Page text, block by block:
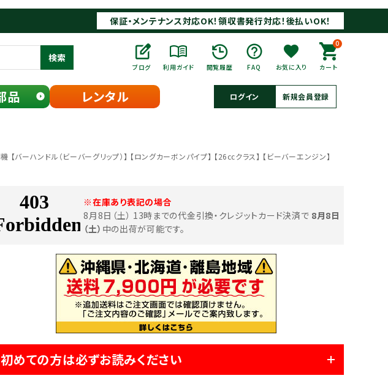
保証・メンテナンス対応OK！領収書発行対応！後払いOK！
検索
ブログ 利用ガイド 閲覧履歴 FAQ お気に入り
0
カート
品 レンタル ログイン 新規会員登録
バーハンドル（ビーバーグリップ）】 【ロングカーボンパイプ】 【26㏄クラス】 【ビーバーエンジン】
※在庫あり表記の場合
8月8日（土） 13時までの代金引換・クレジットカード決済で 8月8日
（土） 中の出荷が可能です。
初めての方は必ずお読みください